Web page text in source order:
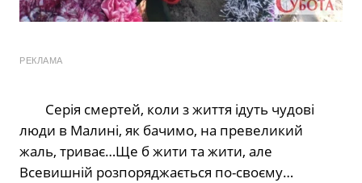
РЕКЛАМА
Серія смертей, коли з життя ідуть чудові
люди в Малині, як бачимо, на превеликий
жаль, триває…Ще б жити та жити, але
Всевишній розпоряджається по-своєму…